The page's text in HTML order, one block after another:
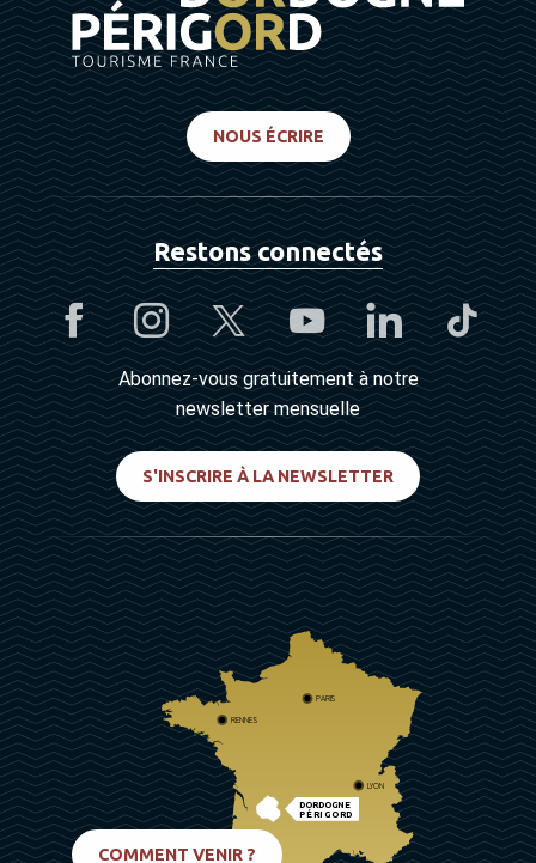
NOUS ÉCRIRE
Restons connectés
Abonnez-vous gratuitement à notre
newsletter mensuelle
S'INSCRIRE À LA NEWSLETTER
DORDOGNE
PÉRIGORD
PARIS
RENNES
LYON
COMMENT VENIR ?